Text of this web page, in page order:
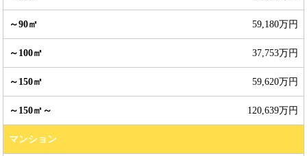
59,180万円
37,753万円
59,620万円
120,639万円
マンション